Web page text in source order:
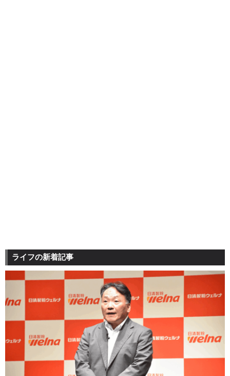
ライフの新着記事